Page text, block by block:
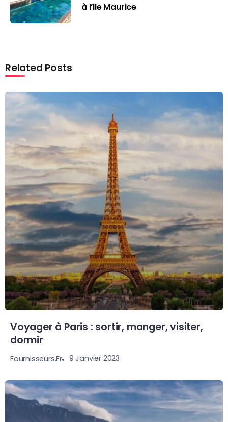
à l’Ile Maurice
Related Posts
Voyager à Paris : sortir, manger, visiter,
dormir
Fournisseurs.fr 9 Janvier 2023